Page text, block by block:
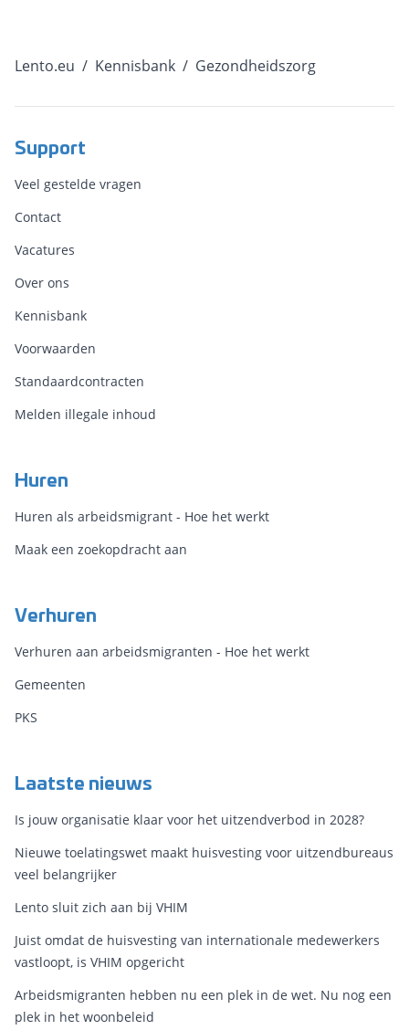
Lento.eu / Kennisbank / Gezondheidszorg
Support
Veel gestelde vragen
Contact
Vacatures
Over ons
Kennisbank
Voorwaarden
Standaardcontracten
Melden illegale inhoud
Huren
Huren als arbeidsmigrant - Hoe het werkt
Maak een zoekopdracht aan
Verhuren
Verhuren aan arbeidsmigranten - Hoe het werkt
Gemeenten
PKS
Laatste nieuws
Is jouw organisatie klaar voor het uitzendverbod in 2028?
Nieuwe toelatingswet maakt huisvesting voor uitzendbureaus
veel belangrijker
Lento sluit zich aan bij VHIM
Juist omdat de huisvesting van internationale medewerkers
vastloopt, is VHIM opgericht
Arbeidsmigranten hebben nu een plek in de wet. Nu nog een
plek in het woonbeleid